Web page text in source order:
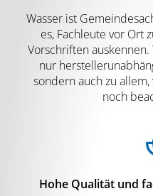
Wasser ist
es, Fachleute vor Ort
Vorschriften
nur
sondern auch zu
noch
Hohe Qualität und